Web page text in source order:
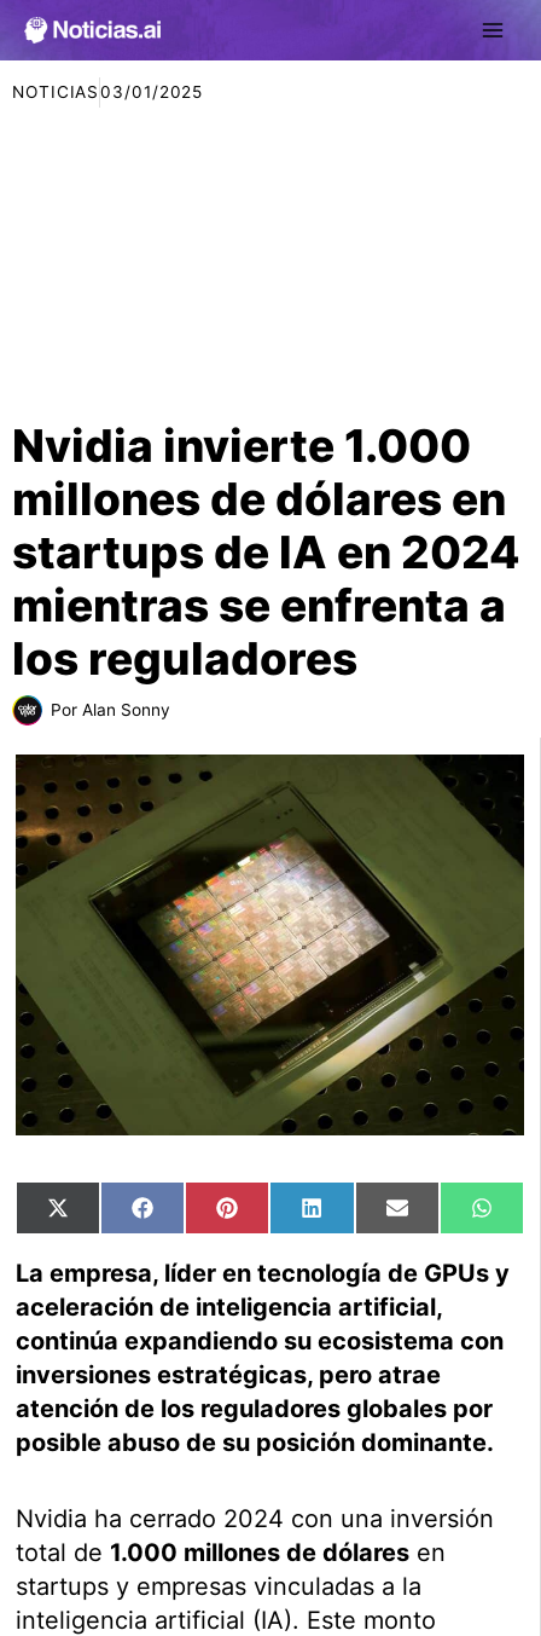
NOTICIAS 03/01/2025
Nvidia invierte 1.000
millones de dólares en
startups de IA en 2024
mientras se enfrenta a
los reguladores
Por Alan Sonny
Compartir
en
X
Compartir
en
FacebookCompartir
en
PinterestCompartir
en
LinkedInCompartir
en
Email
en
La empresa, líder en tecnología de GPUs y
aceleración de inteligencia artificial,
continúa expandiendo su ecosistema con
inversiones estratégicas, pero atrae
atención de los reguladores globales por
posible abuso de su posición dominante.
Nvidia ha cerrado 2024 con una inversión
total de 1.000 millones de dólares en
startups y empresas vinculadas a la
inteligencia artificial (IA). Este monto